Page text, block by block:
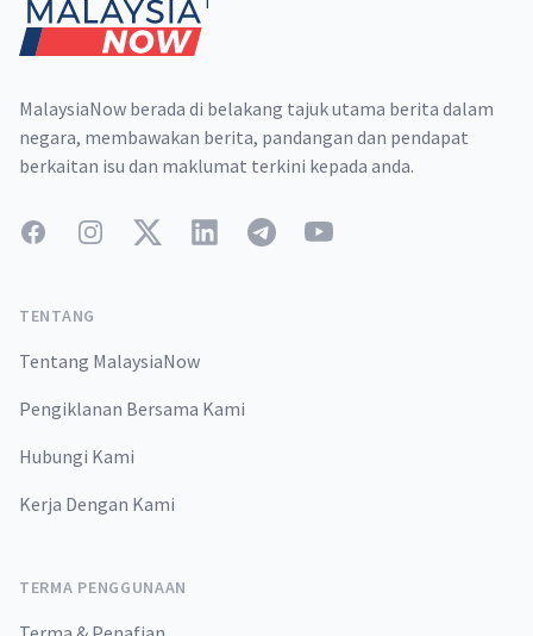
MalaysiaNow berada di belakang tajuk utama berita dalam
negara, membawakan berita, pandangan dan pendapat
berkaitan isu dan maklumat terkini kepada anda.
FacebookInstagramTwitterLinkedInTelegramYouTube
TENTANG
Tentang MalaysiaNow
Pengiklanan Bersama Kami
Hubungi Kami
Kerja Dengan Kami
TERMA PENGGUNAAN